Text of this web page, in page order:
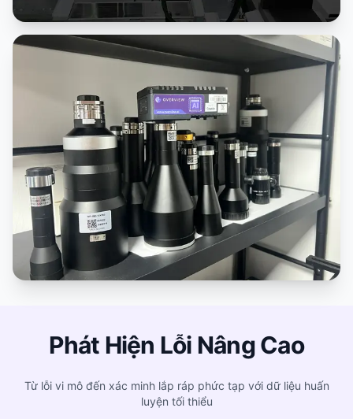
Phát Hiện Lỗi Nâng Cao
Từ lỗi vi mô đến xác minh lắp ráp phức tạp với dữ liệu huấn
luyện tối thiểu